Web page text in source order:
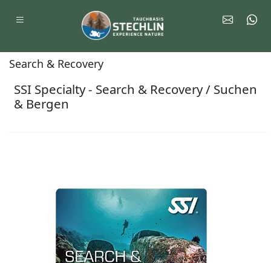
Search & Recovery
SSI Specialty - Search & Recovery / Suchen
& Bergen